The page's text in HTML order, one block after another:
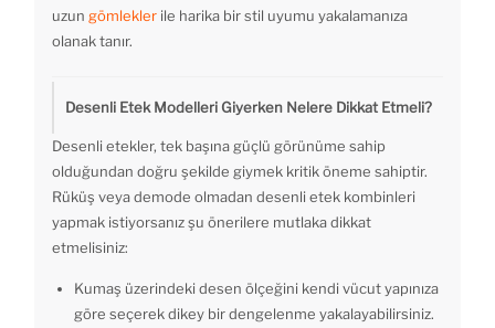
uzun gömlekler ile harika bir stil uyumu yakalamanıza
olanak tanır.
Desenli Etek Modelleri Giyerken Nelere Dikkat Etmeli?
Desenli etekler, tek başına güçlü görünüme sahip
olduğundan doğru şekilde giymek kritik öneme sahiptir.
Rüküş veya demode olmadan desenli etek kombinleri
yapmak istiyorsanız şu önerilere mutlaka dikkat
etmelisiniz:
Kumaş üzerindeki desen ölçeğini kendi vücut yapınıza
göre seçerek dikey bir dengelenme yakalayabilirsiniz.